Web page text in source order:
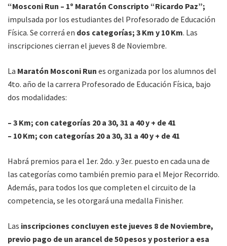
“Mosconi Run – 1º Maratón Conscripto “Ricardo Paz”;
impulsada por los estudiantes del Profesorado de Educación
Física. Se correrá en dos categorías; 3 Km y 10 Km. Las
inscripciones cierran el jueves 8 de Noviembre.
La Maratón Mosconi Run es organizada por los alumnos del
4to. año de la carrera Profesorado de Educación Física, bajo
dos modalidades:
– 3 Km; con categorías 20 a 30, 31 a 40 y + de 41
– 10 Km; con categorías 20 a 30, 31 a 40 y + de 41
Habrá premios para el 1er. 2do. y 3er. puesto en cada una de
las categorías como también premio para el Mejor Recorrido.
Además, para todos los que completen el circuito de la
competencia, se les otorgará una medalla Finisher.
Las inscripciones concluyen este jueves 8 de Noviembre,
previo pago de un arancel de 50 pesos y posterior a esa